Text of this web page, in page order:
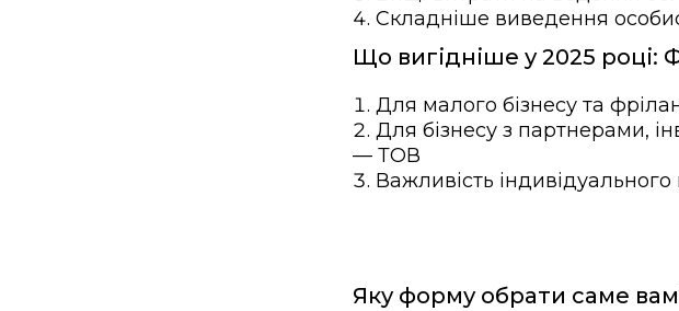
Складніше виведення
Що вигідніше у 2025
Для малого бізнесу та
Для бізнесу з партнерами,
— ТОВ
Важливість індивідуального
Яку форму обрати саме